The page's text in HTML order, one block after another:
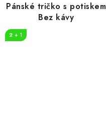
Pánské tričko s potiskem
Bez kávy
2 + 1